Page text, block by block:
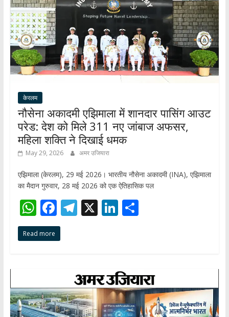
केरलम
नौसेना अकादमी एझिमाला में शानदार पासिंग आउट
परेड: देश को मिले 311 नए जांबाज अफसर,
महिला शक्ति ने दिखाई धमक
May 29, 2026 अमर उजियारा
एझिमाला (केरलम), 29 मई 2026। भारतीय नौसेना अकादमी (INA), एझिमाला
का मैदान गुरुवार, 28 मई 2026 को एक ऐतिहासिक पल
W
h
at
p
p
F
ac
e
o
k
T
el
a
m
X Li
n
dI
n
S
Read more